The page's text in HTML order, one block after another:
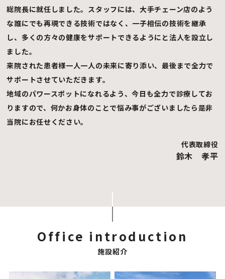
総院長に就任しました。スタッフには、大手チェーン店のよう
な誰にでも再現できる技術ではなく、一子相伝の技術を継承
し、多くの方々の健康をサポートできるようにと法人を設立し
ました。
来院された患者様一人一人の未来に寄り添い、最後まで全力で
サポートさせていただきます。
地域のパワースポットになれるよう、今日も全力で診療してお
りますので、何かお身体のことで悩み事がございましたら是非
当院にお任せください。
代表取締役
鈴木 孝平
Office introduction
施設紹介